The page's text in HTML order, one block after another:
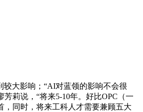
大影响；“AI对蓝领的影响不会很
莉说，“将来5-10年。好比OPC（一
同时，将来工科人才需要兼顾五大